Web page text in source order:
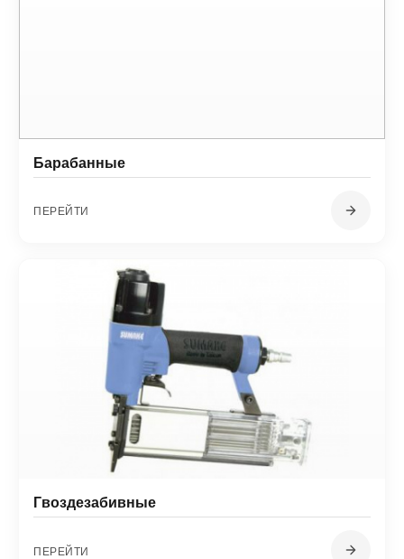
Барабанные
ПЕРЕЙТИ
Гвоздезабивные
ПЕРЕЙТИ